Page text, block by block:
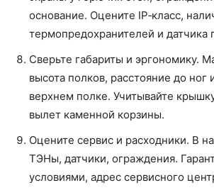
основание. Оцените IP‑класс,
термопредохранителей и датчика
Сверьте габариты и эргономику.
высота полков, расстояние до ног
верхнем полке. Учитывайте
вылет каменной корзины.
Оцените сервис и расходники. В
ТЭНы, датчики, ограждения.
условиями, адрес сервисного